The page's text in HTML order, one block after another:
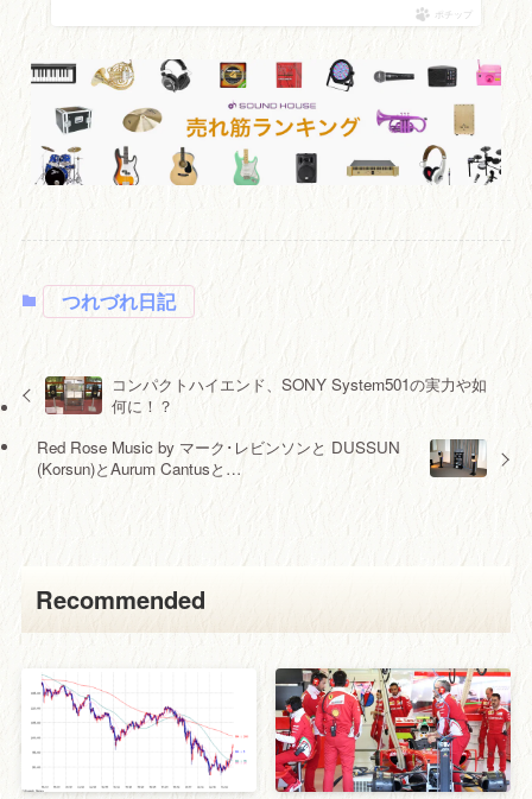
ポチップ
つれづれ日記
コンパクトハイエンド、SONY System501の実力や如
何に！？
Red Rose Music by マーク･レビンソンと DUSSUN
(Korsun)とAurum Cantusと…
Recommended